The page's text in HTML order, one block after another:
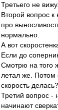
Третьего не вижу.
Второй вопрос
про
нормально.
А вот
Если до
Смотрю на того
летал же. Потом
скорость делась?
Третий вопрос -
начинают